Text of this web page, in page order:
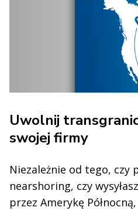
Uwolnij
swojej firmy
Niezależnie od tego, czy
nearshoring, czy
przez Amerykę